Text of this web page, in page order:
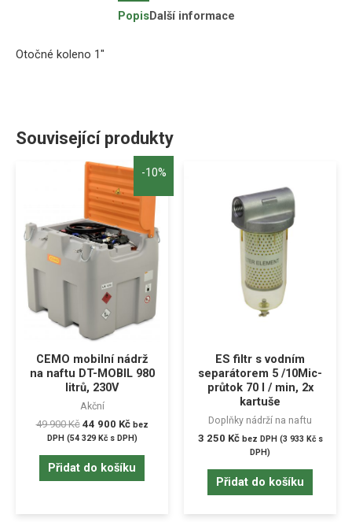
PopisDalší informace
Otočné koleno 1″
Související produkty
-10%
CEMO mobilní nádrž
na naftu DT-MOBIL 980
litrů, 230V
Akční
49 900Kč 44 900 Kč bez
DPH (54 329 Kčs DPH)
Přidat do košíku
ES filtr s vodním
separátorem 5 /10Mic-
průtok 70 l / min, 2x
kartuše
Doplňky nádrží na naftu
3 250 Kč bez DPH (3 933 Kčs
DPH)
Přidat do košíku